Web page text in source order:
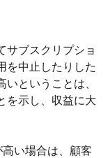
サブスクリプショ
を中止したりした
ということは、
を示し、収益に大
い場合は、顧客